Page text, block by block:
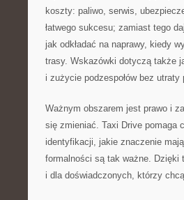
koszty: paliwo, serwis,
łatwego sukcesu; zamiast tego
jak odkładać na naprawy, kiedy
trasy. Wskazówki dotyczą także
i zużycie podzespołów bez utraty
Ważnym obszarem jest prawo i
się zmieniać. Taxi Drive pomaga
identyfikacji, jakie znaczenie
formalności są tak ważne. Dzięki
i dla doświadczonych, którzy